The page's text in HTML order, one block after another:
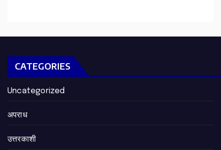
CATEGORIES
Uncategorized
अपराध
उत्तरकाशी